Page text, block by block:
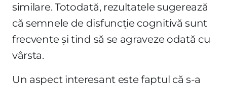
similare. Totodată, rezultatele sugerează
că semnele de disfuncție cognitivă sunt
frecvente și tind să se agraveze odată cu
vârsta.
Un aspect interesant este faptul că s-a